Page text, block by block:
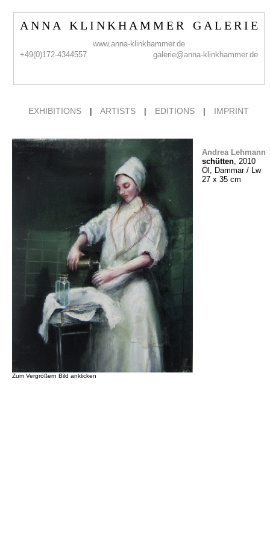
A N N A K L I N K H A M M E R G A L E R I E
www.anna-klinkhammer.de
+49(0)172-4344557
galerie@anna-klinkhammer.de
EXHIBITIONS | ARTISTS | EDITIONS | IMPRINT
Zum Vergrößern Bild anklicken
Andrea Lehmann
schütten, 2010
Öl, Dammar / Lw
27 x 35 cm